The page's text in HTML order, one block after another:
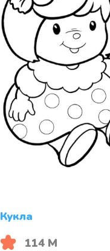
Кукла
114 М